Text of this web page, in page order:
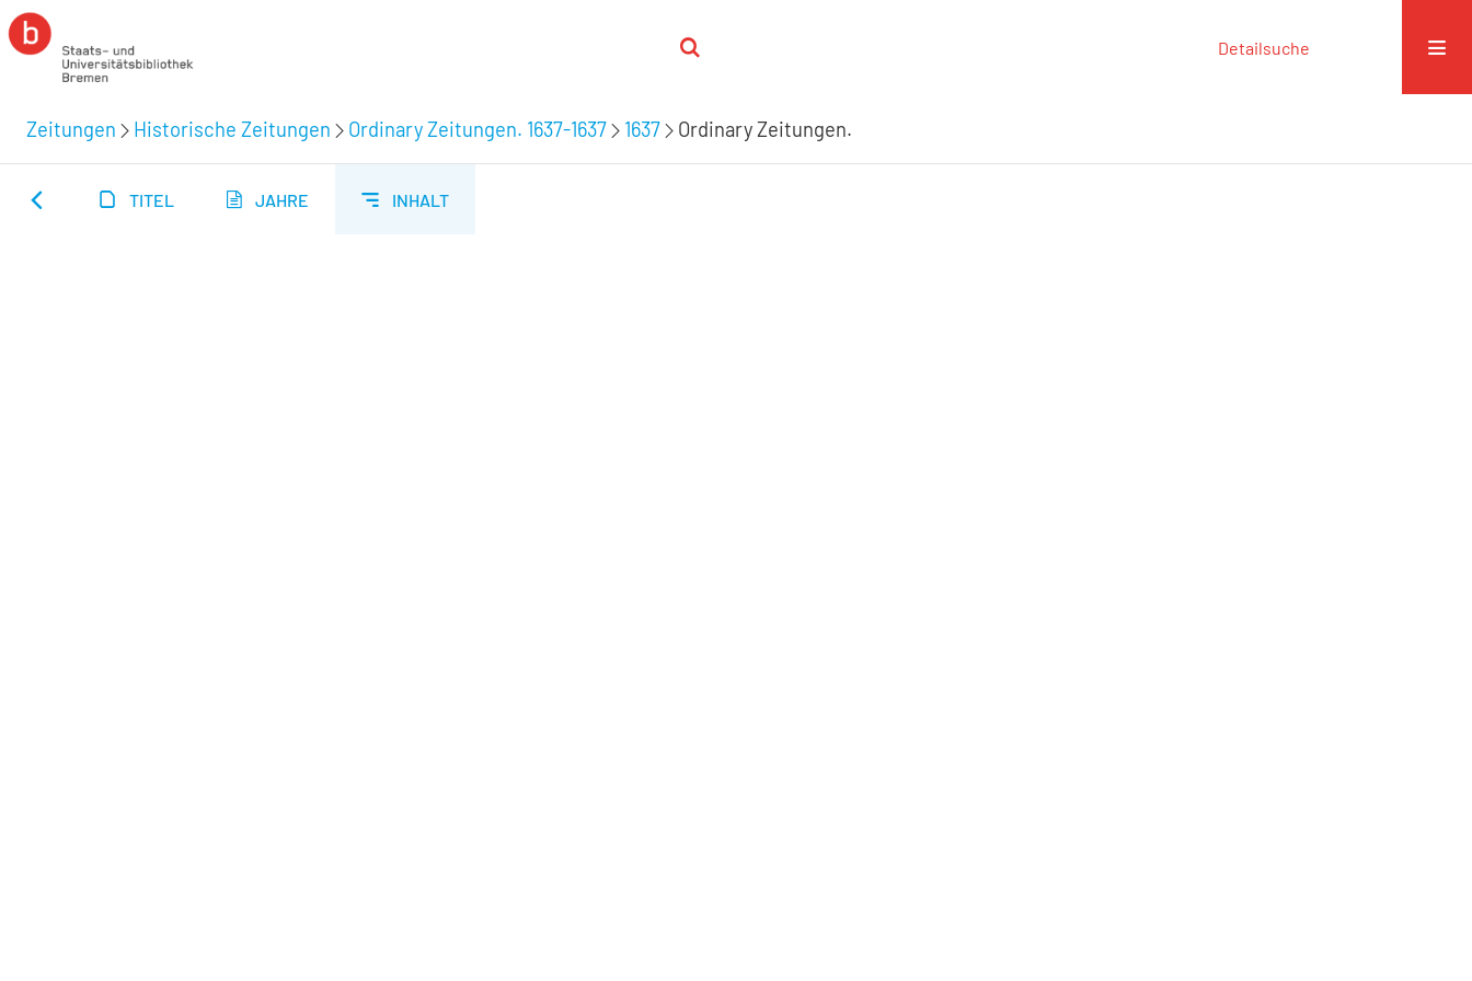
Detailsuche
Zeitungen Historische Zeitungen Ordinary Zeitungen. 1637-1637 1637 Ordinary Zeitungen.
TITEL JAHRE INHALT